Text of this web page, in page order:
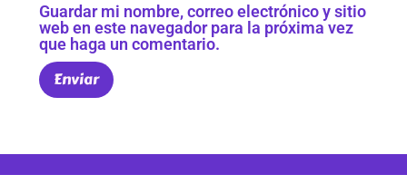
Guardar mi nombre, correo electrónico y sitio
web en este navegador para la próxima vez
que haga un comentario.